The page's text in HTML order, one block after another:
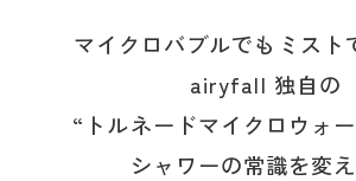
マイクロバブルでもミスト
airyfall 独自の
“トルネードマイクロウォー
シャワーの常識を変え